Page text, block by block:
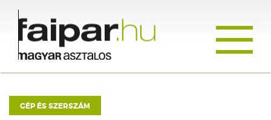
GÉP ÉS SZERSZÁM